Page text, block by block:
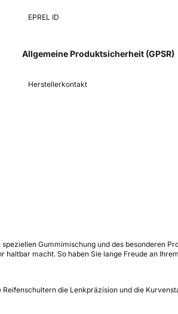
EPREL ID
Allgemeine Produktsicherheit (GPSR)
Herstellerkontakt
Gummimischung und des besonderen
macht. So haben Sie lange Freude an
die Lenkpräzision und die